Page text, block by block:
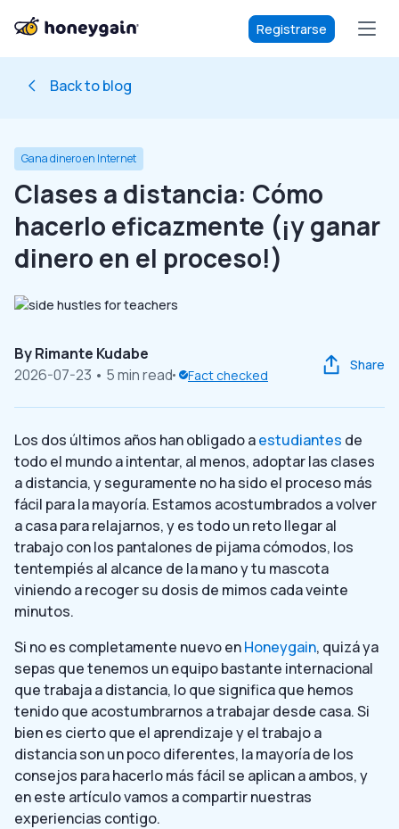
Registrarse
Back to blog
Gana dinero en Internet
Clases a distancia: Cómo
hacerlo eficazmente (¡y ganar
dinero en el proceso!)
ByRimante Kudabe
2026-07-23 • 5 min read Fact checked
Share
Los dos últimos años han obligado aestudiantes de
todo el mundo a intentar, al menos, adoptar las clases
a distancia, y seguramente no ha sido el proceso más
fácil para la mayoría. Estamos acostumbrados a volver
a casa para relajarnos, y es todo un reto llegar al
trabajo con los pantalones de pijama cómodos, los
tentempiés al alcance de la mano y tu mascota
viniendo a recoger su dosis de mimos cada veinte
minutos.
Si no es completamente nuevo enHoneygain, quizá ya
sepas que tenemos un equipo bastante internacional
que trabaja a distancia, lo que significa que hemos
tenido que acostumbrarnos a trabajar desde casa. Si
bien es cierto que el aprendizaje y el trabajo a
distancia son un poco diferentes, la mayoría de los
consejos para hacerlo más fácil se aplican a ambos, y
en este artículo vamos a compartir nuestras
experiencias contigo.